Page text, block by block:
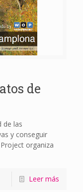
de
de las
y conseguir
organiza
Leer más